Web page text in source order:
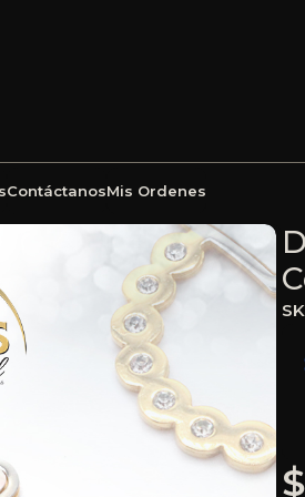
ContáctanosMis Ordenes
$